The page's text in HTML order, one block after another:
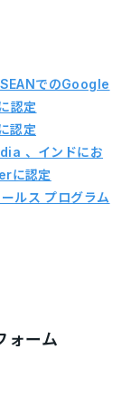
でのGoogle
認定
認定
、インドにお
に認定
ルス プログラム
ォーム